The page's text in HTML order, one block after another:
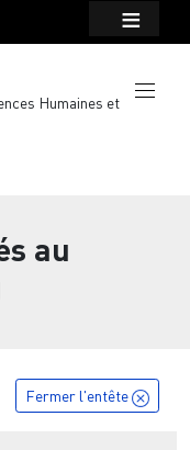
Humaines et
au
Fermer l'entête